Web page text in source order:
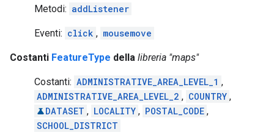
Metodi: addListener
Eventi: click , mousemove
Costanti FeatureType della libreria "maps"
Costanti: ADMINISTRATIVE_AREA_LEVEL_1 ,
ADMINISTRATIVE_AREA_LEVEL_2 , COUNTRY ,
DATASET , LOCALITY , POSTAL_CODE ,
SCHOOL_DISTRICT